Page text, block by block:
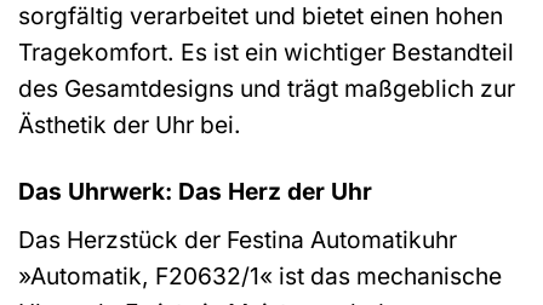
sorgfältig verarbeitet und bietet einen hohen
Tragekomfort. Es ist ein wichtiger Bestandteil
des Gesamtdesigns und trägt maßgeblich zur
Ästhetik der Uhr bei.
Das Uhrwerk: Das Herz der Uhr
Das Herzstück der Festina Automatikuhr
»Automatik, F20632/1« ist das mechanische